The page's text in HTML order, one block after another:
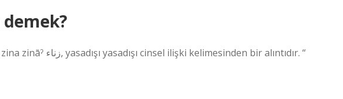
demek?
Arapça Zny’nin kökeninden gelen zina zināˀ زناء, yasadışı yasadışı cinsel ilişki kelimesinden bir alıntıdır. “